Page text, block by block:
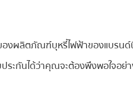
องผลิตภัณฑ์บุหรี่ไฟฟ้าของแบรน
ระกันได้ว่าคุณจะต้องพึงพอใจอย่